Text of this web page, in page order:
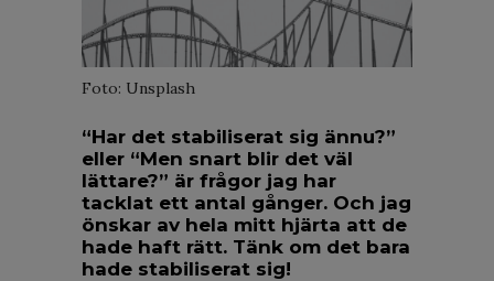
Foto: Unsplash
“Har det stabiliserat sig ännu?”
eller “Men snart blir det väl
lättare?” är frågor jag har
tacklat ett antal gånger. Och jag
önskar av hela mitt hjärta att de
hade haft rätt. Tänk om det bara
hade stabiliserat sig!